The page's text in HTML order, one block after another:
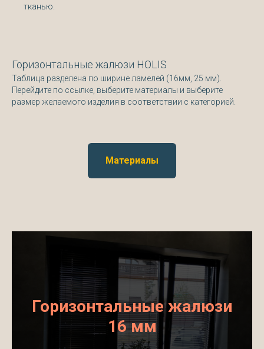
тканью.
Горизонтальные жалюзи HOLIS
Таблица разделена по ширине ламелей (16мм, 25 мм).
Перейдите по ссылке, выберите материалы и выберите
размер желаемого изделия в соответствии с категорией.
Материалы
Горизонтальные жалюзи
16 мм